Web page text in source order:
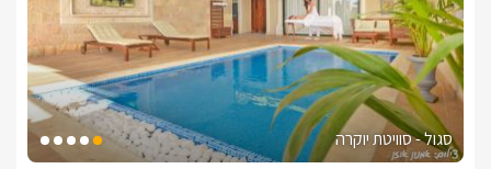
כלול באירוח
בקבוק יין, קפסולות אספרסו, נס קפה, סוכר.חלוקי רחצה רכים,
מגבות רחצה , מגבות פנים וידיים, מוצרי טואלטיקה, סבונים, מרכך
ושמפו.
חשוב לדעת
סגול - סוויטת יוקרה